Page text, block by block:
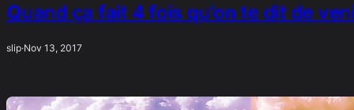
Quand ça fait 4 fois qu’on te dit de
slip·Nov 13, 2017